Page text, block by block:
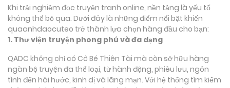
Khi trải nghiệm đọc truyện tranh online, nền tảng là yếu tố
không thể bỏ qua. Dưới đây là những điểm nổi bật khiến
quaanhdaocuteo trở thành lựa chọn hàng đầu cho bạn:
1. Thư viện truyện phong phú và đa dạng
QADC không chỉ có Cô Bé Thiên Tài mà còn sở hữu hàng
ngàn bộ truyện đa thể loại, từ hành động, phiêu lưu, ngôn
tình đến hài hước, kinh dị và lãng mạn. Với hệ thống tìm kiếm